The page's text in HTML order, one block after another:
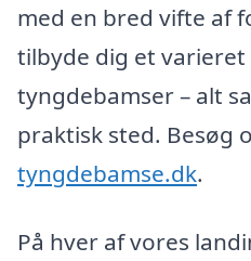
med en bred vifte af
tilbyde dig et
tyngdebamser – alt
praktisk sted. Besøg
tyngdebamse.dk.
På hver af vores